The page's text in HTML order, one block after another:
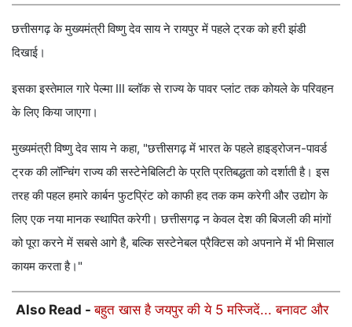
छत्तीसगढ़ के मुख्यमंत्री विष्णु देव साय ने रायपुर में पहले ट्रक को हरी झंडी
दिखाई।
इसका इस्तेमाल गारे पेल्मा III ब्लॉक से राज्य के पावर प्लांट तक कोयले के परिवहन
के लिए किया जाएगा।
मुख्यमंत्री विष्णु देव साय ने कहा, "छत्तीसगढ़ में भारत के पहले हाइड्रोजन-पावर्ड
ट्रक की लॉन्चिंग राज्य की सस्टेनेबिलिटी के प्रति प्रतिबद्धता को दर्शाती है। इस
तरह की पहल हमारे कार्बन फुटप्रिंट को काफी हद तक कम करेगी और उद्योग के
लिए एक नया मानक स्थापित करेगी। छत्तीसगढ़ न केवल देश की बिजली की मांगों
को पूरा करने में सबसे आगे है, बल्कि सस्टेनेबल प्रैक्टिस को अपनाने में भी मिसाल
कायम करता है।"
Also Read -बहुत खास है जयपुर की ये 5 मस्जिदें... बनावट और